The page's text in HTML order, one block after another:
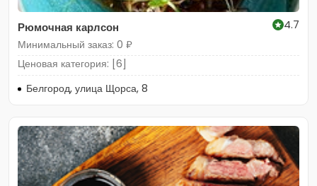
Рюмочная карлсон
4.7
Минимальный заказ: 0 ₽
Ценовая категория: [6]
Белгород, улица Щорса, 8